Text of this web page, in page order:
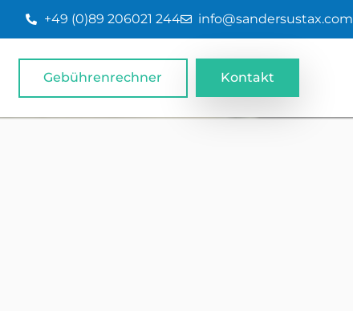
+49 (0)89 206021 244 info@sandersustax.com
Gebührenrechner Kontakt